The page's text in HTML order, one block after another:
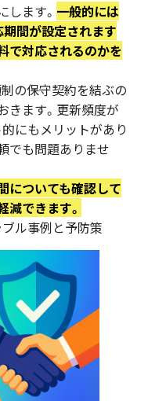
します。 一般的には
間が設定されます
で対応されるのかを
の保守契約を結ぶの
きます。更新頻度が
にもメリットがあり
でも問題ありませ
についても確認して
減できます。
ル事例と予防策